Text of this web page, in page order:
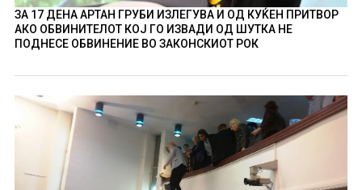
ЗА 17 ДЕНА АРТАН ГРУБИ ИЗЛЕГУВА И ОД КУЌЕН ПРИТВОР
АКО ОБВИНИТЕЛОТ КОЈ ГО ИЗВАДИ ОД ШУТКА НЕ
ПОДНЕСЕ ОБВИНЕНИЕ ВО ЗАКОНСКИОТ РОК